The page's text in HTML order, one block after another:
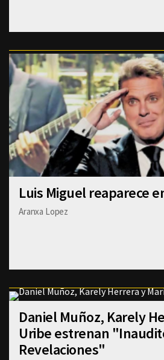
Luis Miguel reaparece
Aranxa Lopez
Daniel Muñoz, Karely
Uribe estrenan
Revelaciones"